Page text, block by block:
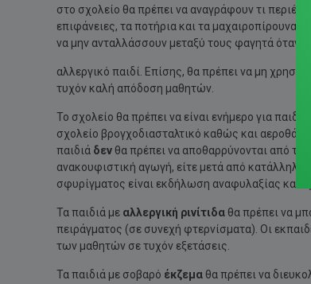
στο σχολείο θα πρέπει να αναγράφουν τι
επιφάνειες, τα ποτήρια και τα μαχαιροπίρουνα
να μην ανταλλάσσουν μεταξύ τους φαγητά όταν
αλλεργικό παιδί. Επίσης, θα πρέπει να μη
τυχόν καλή απόδοση μαθητών.
Το σχολείο θα πρέπει να είναι ενήμερο για
σχολείο βρογχοδιασταλτικό καθώς και
παιδιά δεν θα πρέπει να αποθαρρύνονται από
ανακουφιστική αγωγή, είτε μετά από
σφυρίγματος είναι εκδήλωση αναφυλαξίας και
Τα παιδιά με αλλεργική ρινίτιδα θα πρέπει να
πειράγματος (σε συνεχή φτερνίσματα). Οι
των μαθητών σε τυχόν εξετάσεις.
Τα παιδιά με σοβαρό έκζεμα θα πρέπει να